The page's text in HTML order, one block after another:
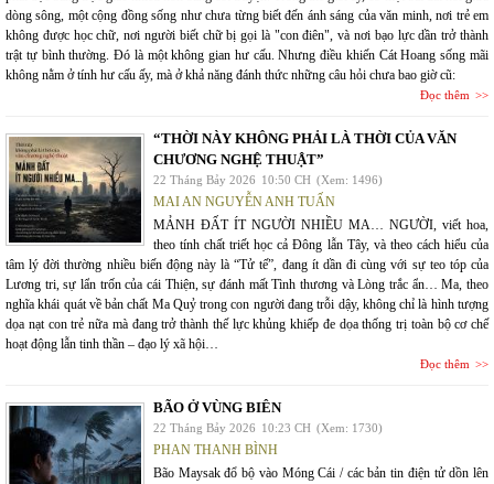
dòng sông, một cộng đồng sống như chưa từng biết đến ánh sáng của văn minh, nơi trẻ em
không được học chữ, nơi người biết chữ bị gọi là "con điên", và nơi bạo lực dần trở thành
trật tự bình thường. Đó là một không gian hư cấu. Nhưng điều khiến Cát Hoang sống mãi
không nằm ở tính hư cấu ấy, mà ở khả năng đánh thức những câu hỏi chưa bao giờ cũ:
Đọc thêm
“THỜI NÀY KHÔNG PHẢI LÀ THỜI CỦA VĂN
CHƯƠNG NGHỆ THUẬT”
22 Tháng Bảy 2026 10:50 CH (Xem: 1496)
MAI AN NGUYỄN ANH TUẤN
MẢNH ĐẤT ÍT NGƯỜI NHIỀU MA… NGƯỜI, viết hoa,
theo tính chất triết học cả Đông lẫn Tây, và theo cách hiểu của
tâm lý đời thường nhiều biến động này là “Tử tế”, đang ít dần đi cùng với sự teo tóp của
Lương tri, sự lẩn trốn của cái Thiện, sự đánh mất Tình thương và Lòng trắc ẩn… Ma, theo
nghĩa khái quát về bản chất Ma Quỷ trong con người đang trỗi dậy, không chỉ là hình tượng
dọa nạt con trẻ nữa mà đang trở thành thế lực khủng khiếp đe dọa thống trị toàn bộ cơ chế
hoạt động lẫn tinh thần – đạo lý xã hội…
Đọc thêm
BÃO Ở VÙNG BIÊN
22 Tháng Bảy 2026 10:23 CH (Xem: 1730)
PHAN THANH BÌNH
Bão Maysak đổ bộ vào Móng Cái / các bản tin điện tử dồn lên